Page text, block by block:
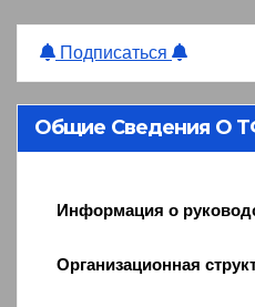
Подписаться
Общие Сведения О
Информация о
Организационная